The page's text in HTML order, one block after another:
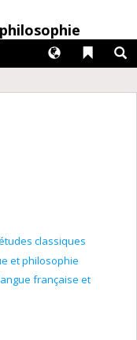
philosophie
Liens
Langues
classiques
et philosophie
française et